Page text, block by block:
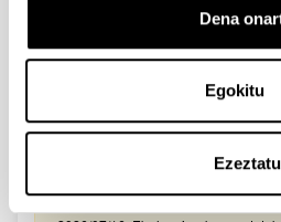
Dena
Egokitu
Ezeztatu
PROGRAMME 2027
IKERTZAILE DOKTOREAK UPV/
DEIALDIA (2026)
Izapide irekia (Eskaerak aurkezteko
23:59)